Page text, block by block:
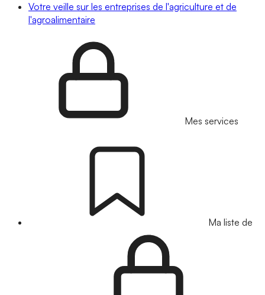
Votre veille sur les entreprises de l'agriculture et de
l'agroalimentaire
Mes services
Ma liste de